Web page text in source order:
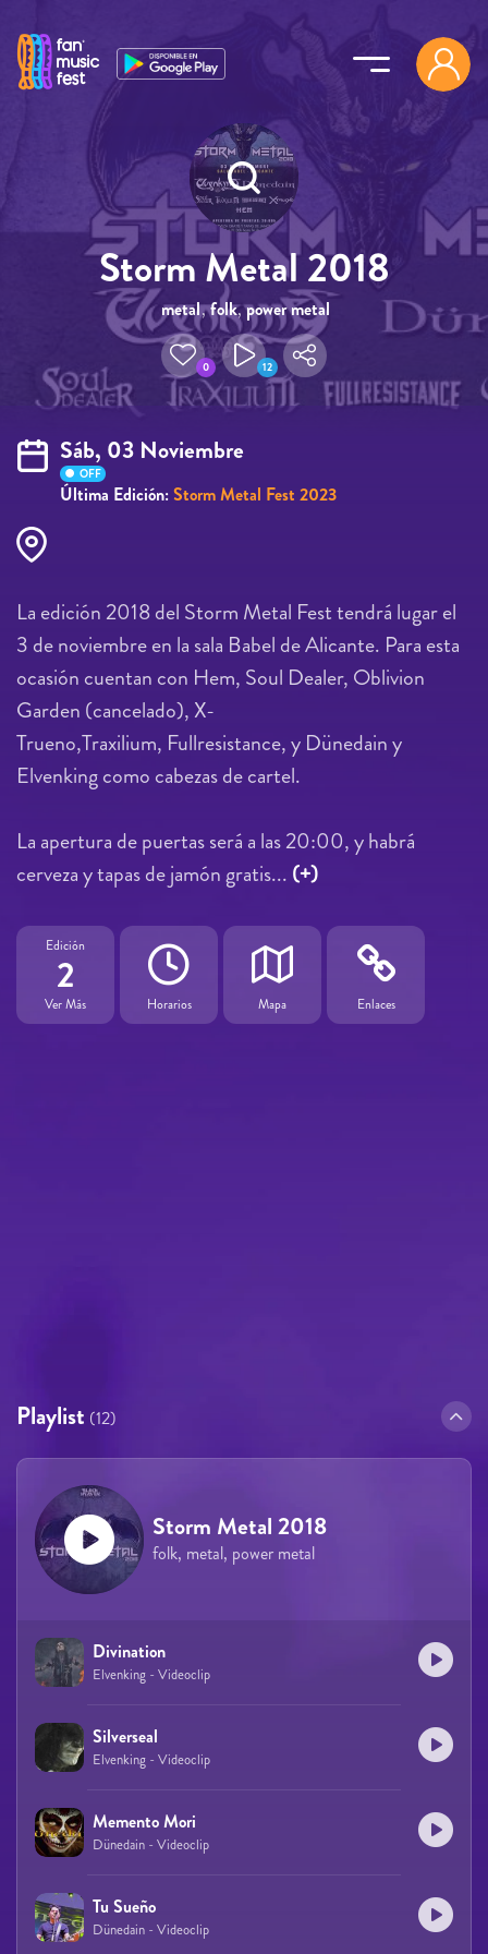
Storm Metal 2018
metal,folk, power metal
0 12
Sáb, 03 Noviembre
OFF
Última Edición:Storm Metal Fest 2023
La edición 2018 del Storm Metal Fest tendrá lugar el
3 de noviembre en la sala Babel de Alicante. Para esta
ocasión cuentan con Hem, Soul Dealer, Oblivion
Garden (cancelado), X-
Trueno,Traxilium, Fullresistance, y Dünedain y
Elvenking como cabezas de cartel.
La apertura de puertas será a las 20:00, y habrá
cerveza y tapas de jamón gratis... (+)
Edición
2
Ver Más Horarios Mapa Enlaces
Playlist (12)
Storm Metal 2018
folk, metal, power metal
Divination
Elvenking - Videoclip
Silverseal
Elvenking - Videoclip
Memento Mori
Dünedain - Videoclip
Tu Sueño
Dünedain - Videoclip